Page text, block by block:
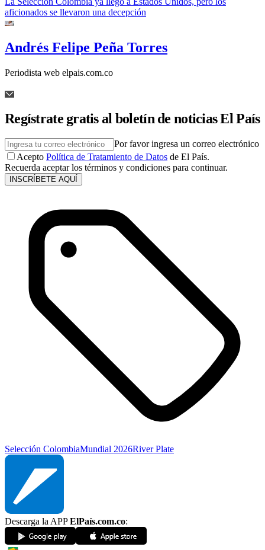
aficionados se llevaron una decepción
Andrés Felipe Peña Torres
Periodista web elpais.com.co
Regístrate gratis al boletín de noticias El País
Por favor ingresa un correo electrónico
Acepto Política de Tratamiento de Datos de El País.
Recuerda aceptar los términos y condiciones para continuar.
INSCRÍBETE AQUÍ
Selección ColombiaMundial 2026River Plate
Descarga la APPElPaís.com.co: